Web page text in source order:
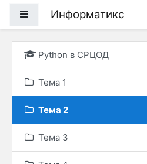
Боковая панель
Информатикс
Python в СРЦОД
Тема 1
Тема 2
Тема 3